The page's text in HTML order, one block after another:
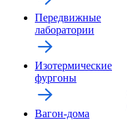
Передвижные
лаборатории
Изотермические
фургоны
Вагон-дома